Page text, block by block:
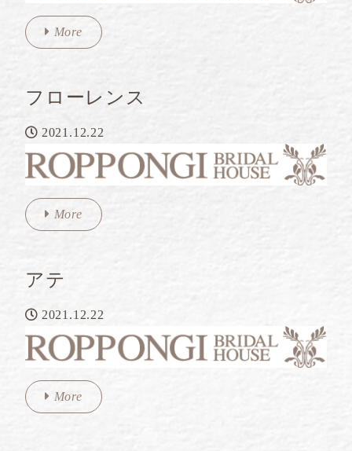
More
フローレンス
2021.12.22
More
アテ
2021.12.22
More